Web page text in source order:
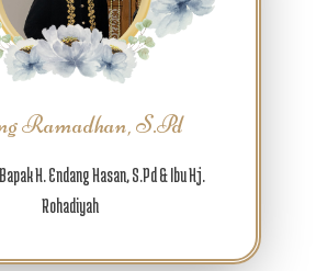
Ramadhan, S.Pd
H. Endang Hasan, S.Pd & Ibu Hj.
Rohadiyah